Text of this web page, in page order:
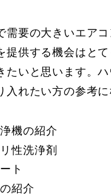
需要の大きいエア
提供する機会はと
たいと思います。
入れたい方の参考に
機の紹介
性洗浄剤
ト
紹介